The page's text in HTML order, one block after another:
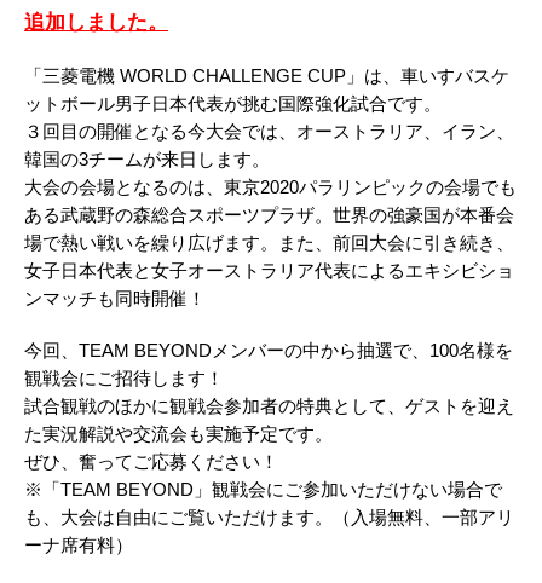
追加しました。
「三菱電機 WORLD CHALLENGE CUP」は、車いすバスケ
ットボール男子日本代表が挑む国際強化試合です。
３回目の開催となる今大会では、オーストラリア、イラン、
韓国の3チームが来日します。
大会の会場となるのは、東京2020パラリンピックの会場でも
ある武蔵野の森総合スポーツプラザ。世界の強豪国が本番会
場で熱い戦いを繰り広げます。また、前回大会に引き続き、
女子日本代表と女子オーストラリア代表によるエキシビショ
ンマッチも同時開催！
今回、TEAM BEYONDメンバーの中から抽選で、100名様を
観戦会にご招待します！
試合観戦のほかに観戦会参加者の特典として、ゲストを迎え
た実況解説や交流会も実施予定です。
ぜひ、奮ってご応募ください！
※「TEAM BEYOND」観戦会にご参加いただけない場合で
も、大会は自由にご覧いただけます。（入場無料、一部アリ
ーナ席有料）